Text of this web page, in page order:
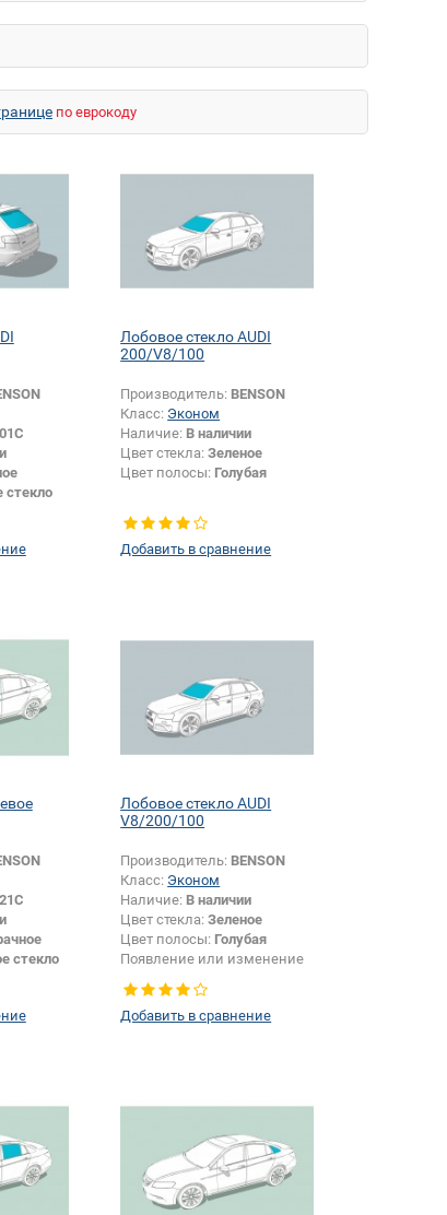
по еврокоду
стекло
Лобовое стекло AUDI
200/V8/100
Производитель: BENSON
Класс: Эконом
Наличие: В наличии
Цвет стекла:Зеленое
Цвет полосы: Голубая
Добавить в сравнение
стекло
Лобовое стекло AUDI
V8/200/100
Производитель: BENSON
Класс: Эконом
Наличие: В наличии
Цвет стекла:Зеленое
Цвет полосы: Голубая
Появление или изменение
крепления зеркала:
Добавить в сравнение